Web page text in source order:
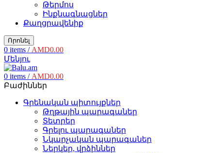
Թերմոս
Ինքնագնացներ
Քաղցրավենիք
Որոնել
0 items / AMD0.00
Մենյու
0 items / AMD0.00
Բաժիններ
Գրենական պիտույքներ
Թղթային պարագաներ
Տետրեր
Գրելու պարագաներ
Նկարչական պարագաներ
Ներկեր, վրձիններ